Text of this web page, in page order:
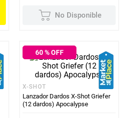
No Disponible
60% OFF
X-SHOT
Lanzador Dardos X-Shot Griefer
(12 dardos) Apocalypse